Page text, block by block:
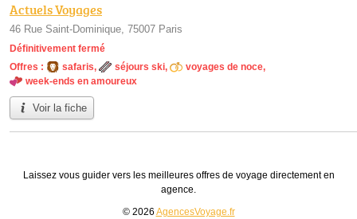
Actuels Voyages
46 Rue Saint-Dominique, 75007 Paris
Définitivement fermé
Offres :
safaris, séjours ski, voyages de noce,
week-ends en amoureux
Voir la fiche
Laissez vous guider vers les meilleures offres de voyage directement en
agence.
© 2026 AgencesVoyage.fr